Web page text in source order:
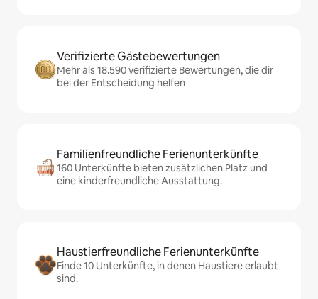
Verifizierte Gästebewertungen
Mehr als 18.590 verifizierte Bewertungen, die dir
bei der Entscheidung helfen
Familienfreundliche Ferienunterkünfte
160 Unterkünfte bieten zusätzlichen Platz und
eine kinderfreundliche Ausstattung.
Haustierfreundliche Ferienunterkünfte
Finde 10 Unterkünfte, in denen Haustiere erlaubt
sind.